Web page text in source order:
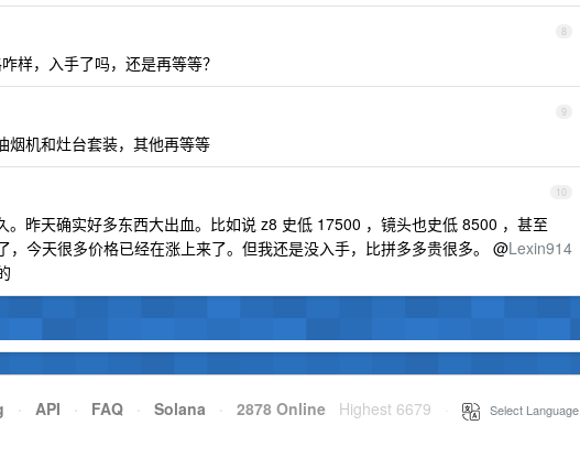
8
样，入手了吗，还是再等等？
9
烟机和灶台套装，其他再等等
10
。昨天确实好多东西大出血。比如说 z8 史低 17500 ，镜头也史低 8500 ，甚至
，今天很多价格已经在涨上来了。但我还是没入手，比拼多多贵很多。 @Lexin914
· API · FAQ · Solana · 2878 Online Highest 6679 Select Language